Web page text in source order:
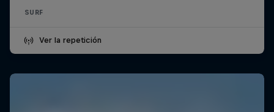
SURF
Ver la repetición